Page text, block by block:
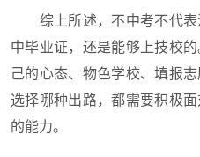
综上所述，不中考不代表
中毕业证，还是能够上技校
己的心态、物色学校、填报
选择哪种出路，都需要积极
的能力。